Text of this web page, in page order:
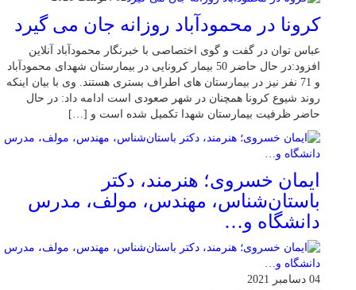
کرونا در محمودآباد روزانه جان می گیرد
عباس توان در گفت و گوی اختصاصی با خبرنگار محمودآباد آنلاین
افزود:در حال حاضر 50 بیمار کرونایی در بیمارستان شهدای محمودآباد
و 71 نفر نیز در بیمارستان های اطراف بستری هستند. وی با بیان اینکه
روند شیوع کرونا همچنان در شهر صعودی است ادامه داد: در حال
حاضر ظرفیت بیمارستان شهدا تکمیل شده است و […]
ایمان خسروی؛ هنرمند، دکتر
باستان‌شناس، مهندس، مولف، مدرس
دانشگاه و…
04 دسامبر 2021